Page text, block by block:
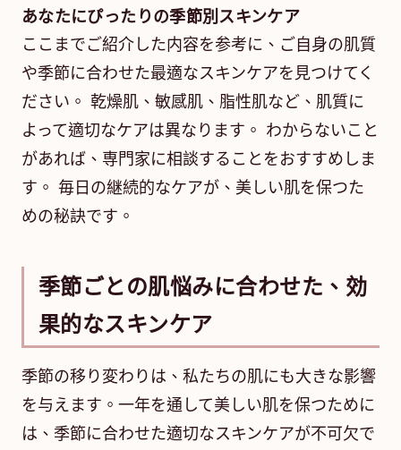
あなたにぴったりの季節別スキンケア
ここまでご紹介した内容を参考に、ご自身の肌質
や季節に合わせた最適なスキンケアを見つけてく
ださい。 乾燥肌、敏感肌、脂性肌など、肌質に
よって適切なケアは異なります。 わからないこと
があれば、専門家に相談することをおすすめしま
す。 毎日の継続的なケアが、美しい肌を保つた
めの秘訣です。
季節ごとの肌悩みに合わせた、効
果的なスキンケア
季節の移り変わりは、私たちの肌にも大きな影響
を与えます。一年を通して美しい肌を保つために
は、季節に合わせた適切なスキンケアが不可欠で